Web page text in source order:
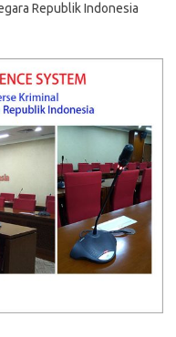
Republik Indonesia